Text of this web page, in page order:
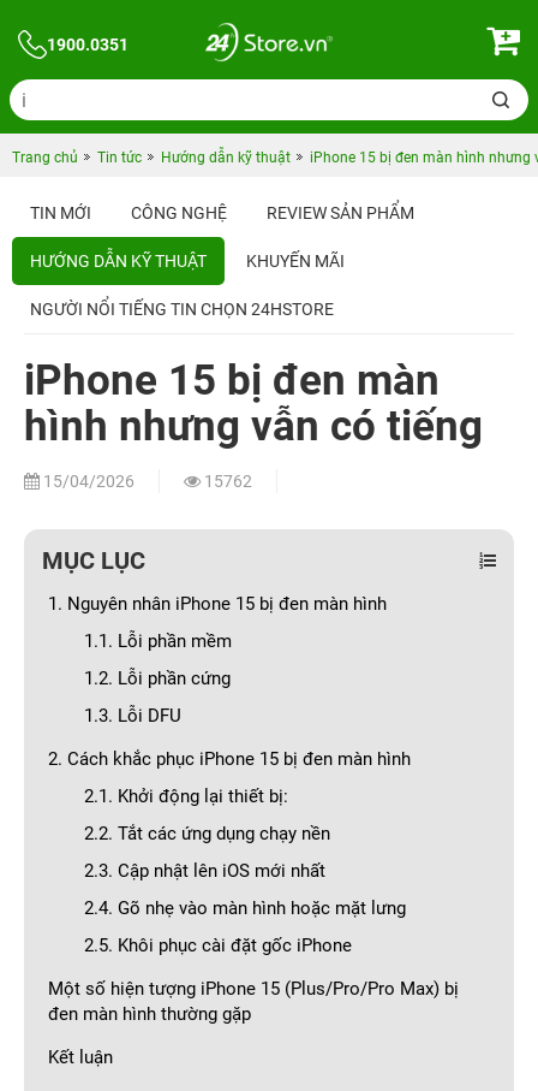
1900.0351
Trang chủ Tin tức Hướng dẫn kỹ thuật iPhone 15 bị đen màn hình nhưng
TIN MỚI CÔNG NGHỆ REVIEW SẢN PHẨM
HƯỚNG DẪN KỸ THUẬT KHUYẾN MÃI
NGƯỜI NỔI TIẾNG TIN CHỌN 24HSTORE
iPhone 15 bị đen màn
hình nhưng vẫn có tiếng
15/04/2026 15762
MỤC LỤC
1. Nguyên nhân iPhone 15 bị đen màn hình
1.1. Lỗi phần mềm
1.2. Lỗi phần cứng
1.3. Lỗi DFU
2. Cách khắc phục iPhone 15 bị đen màn hình
2.1. Khởi động lại thiết bị:
2.2. Tắt các ứng dụng chạy nền
2.3. Cập nhật lên iOS mới nhất
2.4. Gõ nhẹ vào màn hình hoặc mặt lưng
2.5. Khôi phục cài đặt gốc iPhone
Một số hiện tượng iPhone 15 (Plus/Pro/Pro Max) bị
đen màn hình thường gặp
Kết luận